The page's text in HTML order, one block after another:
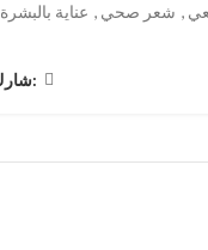
, شعر صحي , عناية بالبشرة
شارك: